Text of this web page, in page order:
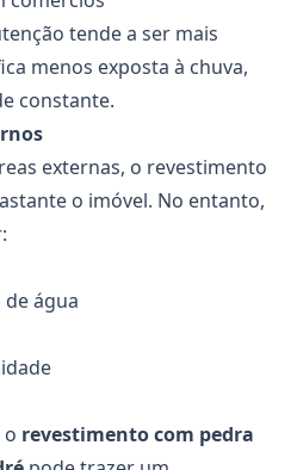
tende a ser mais
menos exposta à chuva,
constante.
externas, o revestimento
o imóvel. No entanto,
água
revestimento com pedra